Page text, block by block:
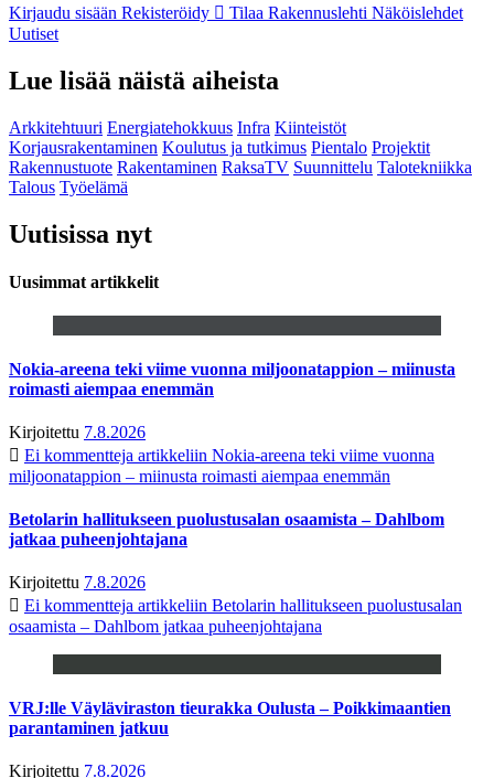
Kirjaudu sisään Rekisteröidy Tilaa Rakennuslehti Näköislehdet
Uutiset
Lue lisää näistä aiheista
Arkkitehtuuri Energiatehokkuus Infra Kiinteistöt
Korjausrakentaminen Koulutus ja tutkimus Pientalo Projektit
Rakennustuote Rakentaminen RaksaTV Suunnittelu Talotekniikka
Talous Työelämä
Uutisissa nyt
Uusimmat artikkelit
Nokia-areena teki viime vuonna miljoonatappion – miinusta
roimasti aiempaa enemmän
Kirjoitettu 7.8.2026
Ei kommentteja artikkeliin Nokia-areena teki viime vuonna
miljoonatappion – miinusta roimasti aiempaa enemmän
Betolarin hallitukseen puolustusalan osaamista – Dahlbom
jatkaa puheenjohtajana
Kirjoitettu 7.8.2026
Ei kommentteja artikkeliin Betolarin hallitukseen puolustusalan
osaamista – Dahlbom jatkaa puheenjohtajana
VRJ:lle Väyläviraston tieurakka Oulusta – Poikkimaantien
parantaminen jatkuu
Kirjoitettu 7.8.2026